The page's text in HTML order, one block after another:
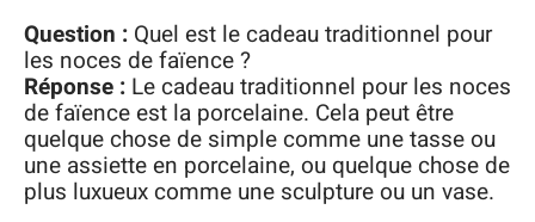
Question : Quel est le cadeau traditionnel pour
les noces de faïence ?
Réponse : Le cadeau traditionnel pour les noces
de faïence est la porcelaine. Cela peut être
quelque chose de simple comme une tasse ou
une assiette en porcelaine, ou quelque chose de
plus luxueux comme une sculpture ou un vase.